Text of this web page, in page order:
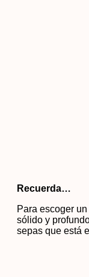
Recuerda…
Para escoger
sólido y
sepas que está